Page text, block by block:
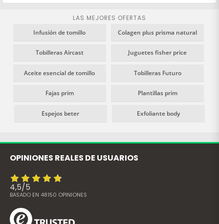
LAS MEJORES OFERTAS
Infusión de tomillo
Colagen plus prisma natural
Tobilleras Aircast Juguetes fisher price
Aceite esencial de tomillo Tobilleras Futuro
Fajas prim Plantillas prim
Espejos beter Exfoliante body
OPINIONES REALES DE USUARIOS
4,5/5
BASADO EN 48150 OPINIONES